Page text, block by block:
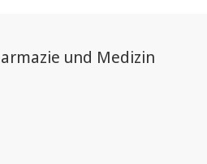
und Medizin